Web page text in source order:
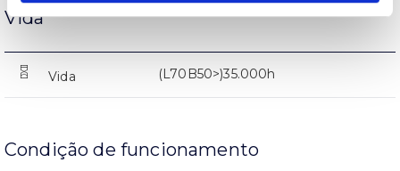
Vida
Vida (L70B50>)35.000h
Condição de funcionamento